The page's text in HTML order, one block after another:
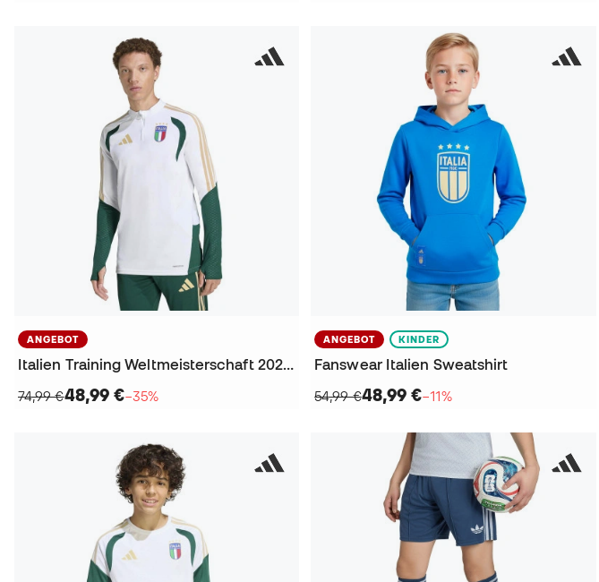
ANGEBOT
Italien Training Weltmeisterschaft 2026 Sweatshirt
74,99 €48,99 €−35%
ANGEBOT KINDER
Fanswear Italien Sweatshirt
54,99 €48,99 €−11%